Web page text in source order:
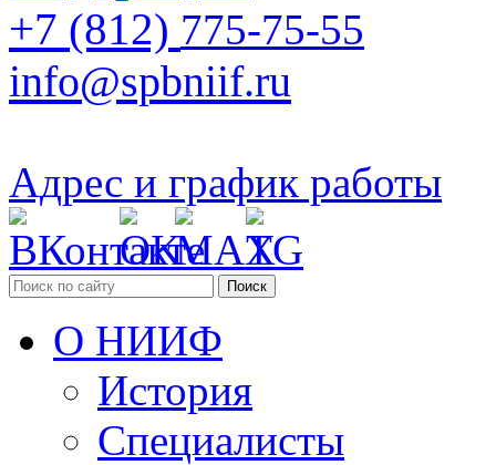
+7 (812) 775-75-55
info@spbniif.ru
Адрес и график работы
Поиск
О НИИФ
История
Специалисты